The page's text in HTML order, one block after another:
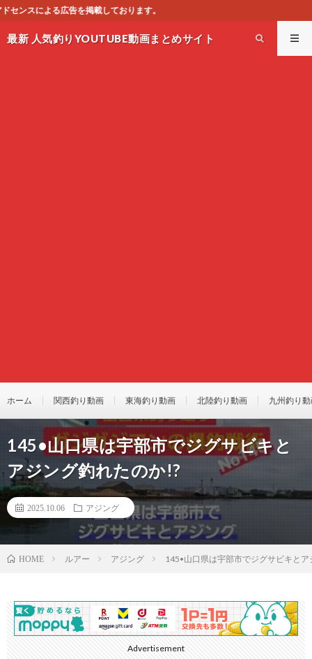
ます。
最新 人気釣りYOUTUBE動画まとめサイト
ホーム 関西釣り動画 東海釣り動画 北陸釣り動画 九州釣り
145•山口県は宇部市でジグサビキと
アジング釣れたのか!?
2025.10.06 アジング
HOME ルアー アジング 145•山口県は宇部市でジグサビキと
Advertisement